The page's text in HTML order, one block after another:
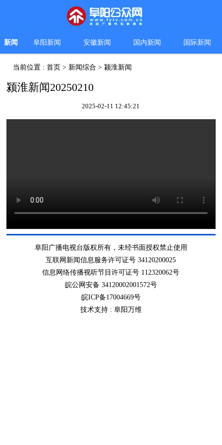
新闻 阜阳新闻 安徽新闻 国内新闻 国际新闻
当前位置 :首页 > 新闻综合 >颍淮新闻
颍淮新闻20250210
2025-02-11 12:45:21
阜阳广播电视台版权所有，未经书面授权禁止使用
互联网新闻信息服务许可证号 34120200025
信息网络传播视听节目许可证号 112320062号
皖公网安备 34120002001572号
皖ICP备17004669号
技术支持 : 阜阳万维